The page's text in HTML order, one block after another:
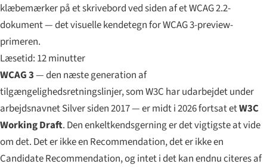
klæbemærker på et skrivebord ved siden af et WCAG 2.2-
dokument — det visuelle kendetegn for WCAG 3-preview-
primeren.
Læsetid: 12 minutter
WCAG 3— den næste generation af
tilgængeligheds­retningslinjer, som W3C har udarbejdet under
arbejdsnavnetSilversiden 2017 — er midt i 2026 fortsat etW3C
Working Draft. Den enkelt­kendsgerning er det vigtigste at vide
om det. Det er ikke en Recommendation, det er ikke en
Candidate Recommendation, og intet i det kan endnu citeres af